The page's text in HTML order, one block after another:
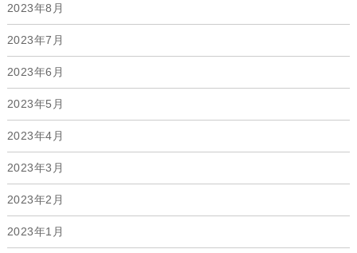
2023年8月
2023年7月
2023年6月
2023年5月
2023年4月
2023年3月
2023年2月
2023年1月